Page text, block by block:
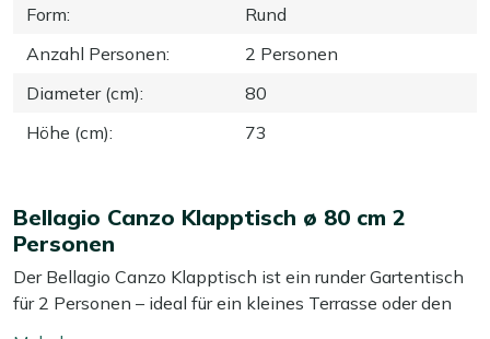
Form:
Rund
Anzahl Personen:
2 Personen
Diameter (cm):
80
Höhe (cm): 73
Bellagio Canzo Klapptisch ø 80 cm 2
Personen
Der Bellagio Canzo Klapptisch ist ein runder Gartentisch
für 2 Personen – ideal für ein kleines Terrasse oder den